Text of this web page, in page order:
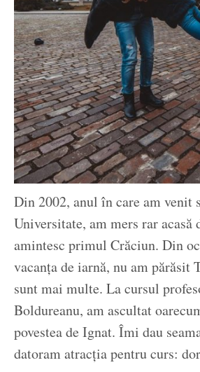
Din 2002, anul în care am venit
Universitate, am mers rar
amintesc primul Crăciun. Din
vacanța de iarnă, nu am părăsit
sunt mai multe. La cursul
Boldureanu, am ascultat
povestea de Ignat. Îmi dau
datoram atracția pentru curs: